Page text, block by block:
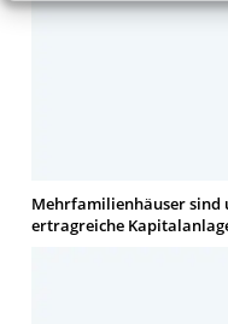
Mehrfamilienhäuser sind
ertragreiche